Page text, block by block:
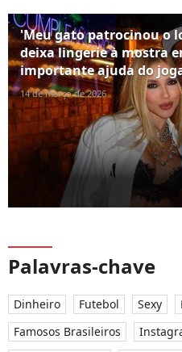
'Meu gato patrocinou o
deixa lingerie à mostra
importante ajuda do
14 de março de 2026
Palavras-chave
Dinheiro Futebol Sexy
Famosos Brasileiros